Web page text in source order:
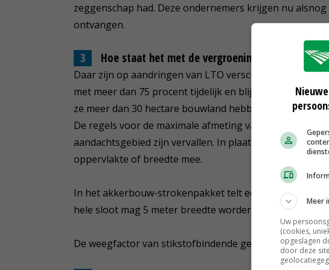
zeggenschap had. Deze ondernemers krijgen nu
ontvangen.
Hoe staat het met de vergroeningseisen?
Daar zijn op aandringen van LTO verschillende
met meer dan 75 procent tijdelijk en blijvend grasland
ze meer dan 30 hectare bouwland hebben.
De regels voor de maximale afmeting van
aandachtsgebied zijn vervallen. In plaats daarvan
oppervlakte of breedte mee.
In het akkerbouw-strokenpakket telt een sloot
hele sloot mag 5 meter breedte worden opgegeven.
De weegfactor van stikstofbindende gewassen gaat van
Meer
Uw
(cookies,
opgeslagen
door deze